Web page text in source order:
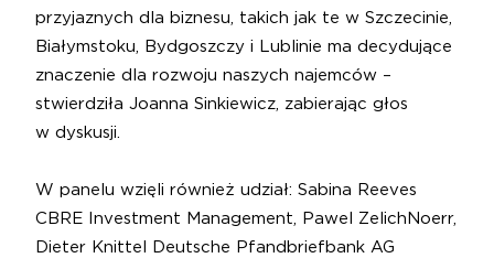
przyjaznych dla biznesu, takich jak te w Szczecinie,
Białymstoku, Bydgoszczy i Lublinie ma decydujące
znaczenie dla rozwoju naszych najemców –
stwierdziła Joanna Sinkiewicz, zabierając głos
w dyskusji.
W panelu wzięli również udział: Sabina Reeves
CBRE Investment Management, Pawel Zelich Noerr,
Dieter Knittel
Deutsche Pfandbriefbank AG